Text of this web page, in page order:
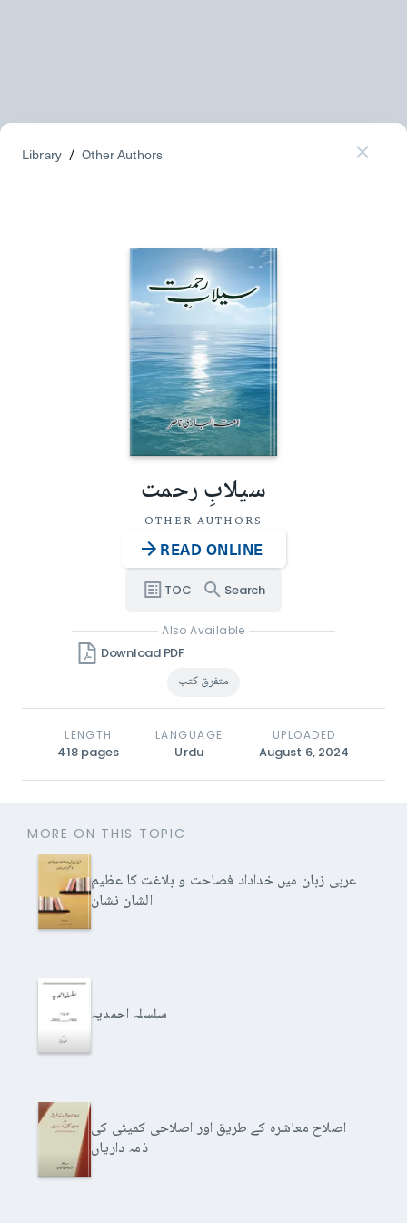
Library / Other Authors
سیلابِ رحمت
OTHER AUTHORS
READ ONLINE
TOC Search
Also Available
Download PDF
متفرق کتب
LENGTH
418 pages
LANGUAGE
Urdu
UPLOADED
August 6, 2024
MORE ON THIS TOPIC
عربی زبان میں خداداد فصاحت و بلاغت کا عظیم
الشان نشان
سلسلہ احمدیہ
اصلاح معاشرہ کے طریق اور اصلاحی کمیٹی کی
ذمہ داریاں